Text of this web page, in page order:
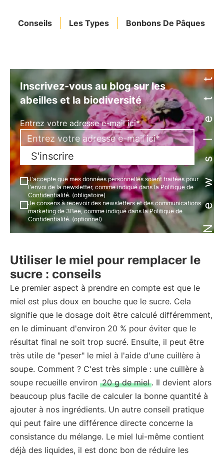
Conseils Les Types Bonbons De PâquesNewsletter
Inscrivez-vous au blog sur les
abeilles et la biodiversité
Entrez votre adresse e-mail ici*
S'inscrire
J'accepte que mes données personnelles soient traitées pour
l'envoi de la newsletter, comme indiqué dans laPolitique de
Confidentialité. (obligatoire)
Je consens à recevoir des newsletters et des communications
marketing de 3Bee, comme indiqué dans laPolitique de
Confidentialité. (optionnel)
Utiliser le miel pour remplacer le
sucre : conseils
Le premier aspect à prendre en compte est que le
miel est plus doux en bouche que le sucre. Cela
signifie que le dosage doit être calculé différemment,
en le diminuant d'environ 20 % pour éviter que le
résultat final ne soit trop sucré. Ensuite, il peut être
très utile de "peser" le miel à l'aide d'une cuillère à
soupe. Comment ? C'est très simple : une cuillère à
soupe recueille environ 20 g de miel . Il devient alors
beaucoup plus facile de calculer la bonne quantité à
ajouter à nos ingrédients. Un autre conseil pratique
qui peut faire une différence directe concerne la
consistance du mélange. Le miel lui-même contient
déjà des liquides, il est donc bon de réduire les